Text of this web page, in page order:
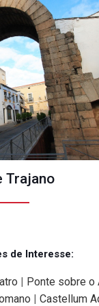
Trajano
de Interesse:
| Ponte sobre o
|Castellum